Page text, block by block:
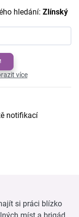
hledání: Zlínský
více
notifikací
si práci blízko
míst a brigád